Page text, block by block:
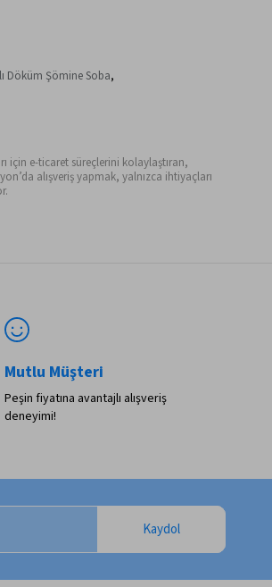
Döküm Şömine Soba,
için e-ticaret süreçlerini kolaylaştıran,
alışveriş yapmak, yalnızca ihtiyaçları
Mutlu Müşteri
Peşin fiyatına avantajlı alışveriş
deneyimi!
Kaydol